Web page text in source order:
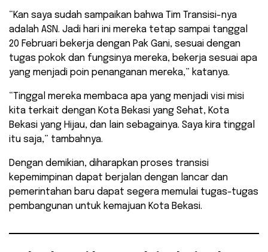
“Kan saya sudah sampaikan bahwa Tim Transisi-nya
adalah ASN. Jadi hari ini mereka tetap sampai tanggal
20 Februari bekerja dengan Pak Gani, sesuai dengan
tugas pokok dan fungsinya mereka, bekerja sesuai apa
yang menjadi poin penanganan mereka,” katanya.
“Tinggal mereka membaca apa yang menjadi visi misi
kita terkait dengan Kota Bekasi yang Sehat, Kota
Bekasi yang Hijau, dan lain sebagainya. Saya kira tinggal
itu saja,” tambahnya.
Dengan demikian, diharapkan proses transisi
kepemimpinan dapat berjalan dengan lancar dan
pemerintahan baru dapat segera memulai tugas-tugas
pembangunan untuk kemajuan Kota Bekasi.